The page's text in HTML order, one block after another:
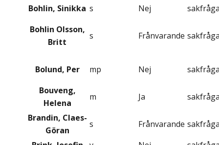
Bohlin, Sinikka s Nej
Bohlin Olsson,
Britt
s Frånvarande
Bolund, Per mp Nej
Bouveng,
Helena
m Ja
Brandin, Claes-
Göran
s Frånvarande